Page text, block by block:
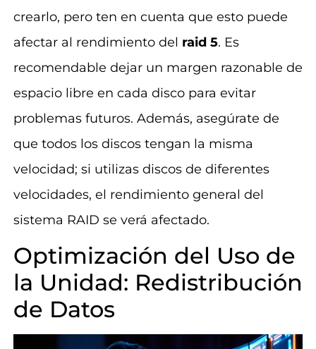
crearlo, pero ten en cuenta que esto puede
afectar al rendimiento del raid 5. Es
recomendable dejar un margen razonable de
espacio libre en cada disco para evitar
problemas futuros. Además, asegúrate de
que todos los discos tengan la misma
velocidad; si utilizas discos de diferentes
velocidades, el rendimiento general del
sistema RAID se verá afectado.
Optimización del Uso de
la Unidad: Redistribución
de Datos